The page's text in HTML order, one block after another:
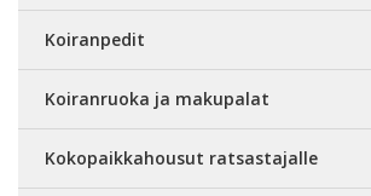
Koiranpedit
Koiranruoka ja makupalat
Kokopaikkahousut ratsastajalle